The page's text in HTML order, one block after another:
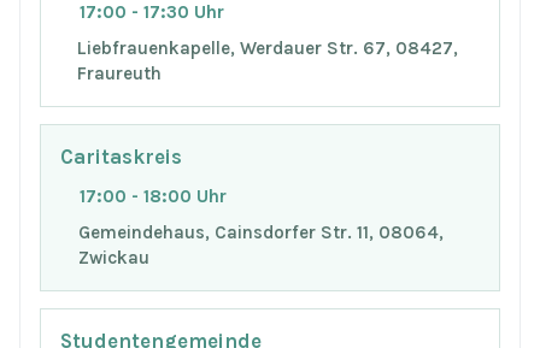
17:00 - 17:30 Uhr
Liebfrauenkapelle, Werdauer Str. 67, 08427,
Fraureuth
Caritaskreis
17:00 - 18:00 Uhr
Gemeindehaus, Cainsdorfer Str. 11, 08064,
Zwickau
Studentengemeinde